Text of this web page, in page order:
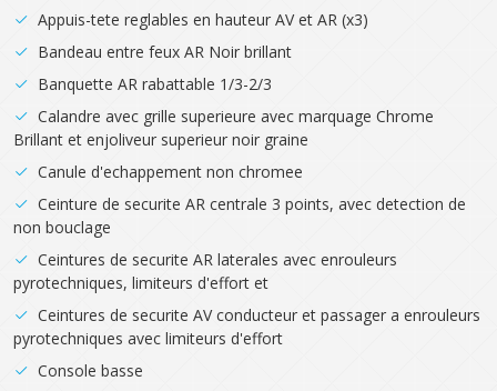
Appuis-tete reglables en hauteur AV et AR (x3)
Bandeau entre feux AR Noir brillant
Banquette AR rabattable 1/3-2/3
Calandre avec grille superieure avec marquage Chrome
Brillant et enjoliveur superieur noir graine
Canule d'echappement non chromee
Ceinture de securite AR centrale 3 points, avec detection de
non bouclage
Ceintures de securite AR laterales avec enrouleurs
pyrotechniques, limiteurs d'effort et
Ceintures de securite AV conducteur et passager a enrouleurs
pyrotechniques avec limiteurs d'effort
Console basse